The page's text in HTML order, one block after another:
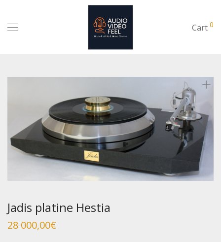
Cart 0
Jadis platine Hestia
28 000,00€